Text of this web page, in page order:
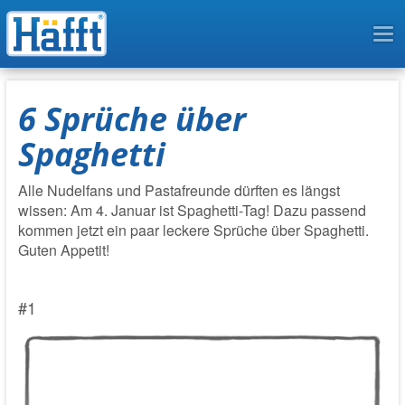
6 Sprüche über
Spaghetti
Alle Nudelfans und Pastafreunde dürften es längst
wissen: Am 4. Januar ist Spaghetti-Tag! Dazu passend
kommen jetzt ein paar leckere Sprüche über Spaghetti.
Guten Appetit!
#1